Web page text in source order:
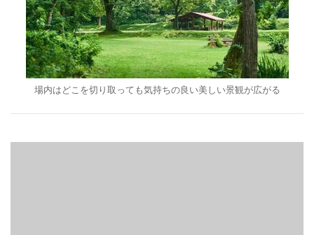
場内はどこを切り取っても気持ちの良い美しい景観が広がる